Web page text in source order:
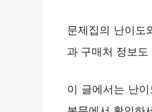
문제집의 난이도
과 구매처 정보도
이 글에서는 난